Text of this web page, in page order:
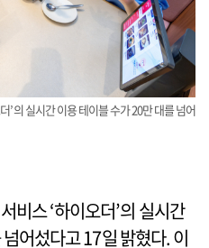
’의 실시간 이용 테이블 수가 20만 대를 넘어
비스 ‘하이오더’의 실시간
어섰다고 17일 밝혔다. 이